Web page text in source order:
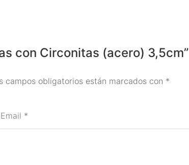
con Circonitas (acero) 3,5cm”
campos obligatorios están marcados con *